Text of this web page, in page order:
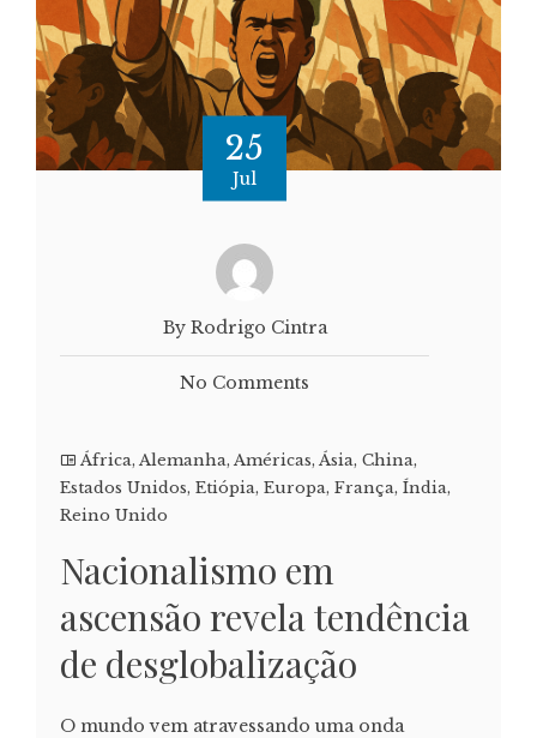
25
Jul
By Rodrigo Cintra
No Comments
África, Alemanha, Américas, Ásia, China,
Estados Unidos, Etiópia, Europa, França, Índia,
Reino Unido
Nacionalismo em
ascensão revela tendência
de desglobalização
O mundo vem atravessando uma onda